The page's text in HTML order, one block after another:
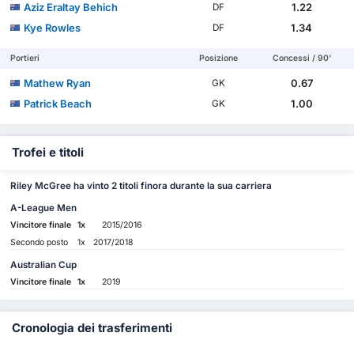
Aziz Eraltay Behich
DF
1.22
Kye Rowles
DF 1.34
Portieri Posizione Concessi / 90'
Mathew Ryan GK
0.67
Patrick Beach
GK 1.00
Trofei e titoli
Riley McGree ha vinto 2 titoli finora durante la sua carriera
A-League Men
Vincitore finale 1x
2015/2016
Secondo posto
1x 2017/2018
Australian Cup
Vincitore finale 1x 2019
Cronologia dei trasferimenti